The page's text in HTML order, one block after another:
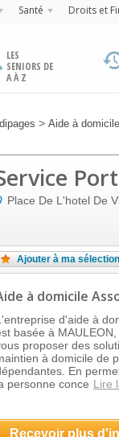
Santé Droits et
LES
SENIORS DE
A À Z
> Aide à
Place De L'hotel De
Ajouter à ma sélection
à domicile
d'aide à
basée à
proposer des
à domicile de
En
personne conce Lire
Recevoir plus